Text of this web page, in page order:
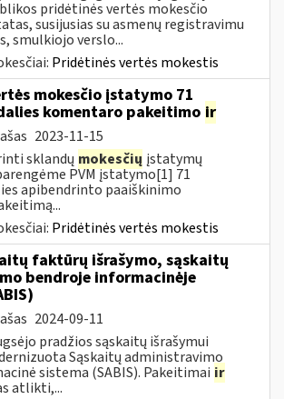
pridėtinės vertės mokesčio
susijusias su asmenų registravimu
smulkiojo verslo...
Pridėtinės vertės mokestis
mokesčio įstatymo 71
komentaro pakeitimo ir
2023-11-15
sklandų mokesčių įstatymų
PVM įstatymo[1] 71
apibendrinto paaiškinimo
Pridėtinės vertės mokestis
faktūrų išrašymo, sąskaitų
bendroje informacinėje
2024-09-11
pradžios sąskaitų išrašymui
Sąskaitų administravimo
sistema (SABIS). Pakeitimai ir
atlikti,...